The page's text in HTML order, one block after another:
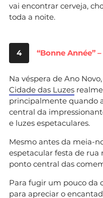
vai encontrar cerveja,
toda a noite.
4 “Bonne Année”
Na véspera de Ano
Cidade das Luzes
principalmente quando
central da
e luzes espetaculares.
Mesmo antes da meia-
espetacular festa de rua
ponto central das
Para fugir um pouco da
para apreciar o